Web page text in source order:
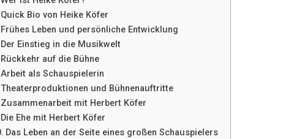
Quick Bio von Heike Köfer
Frühes Leben und persönliche Entwicklung
Der Einstieg in die Musikwelt
Rückkehr auf die Bühne
Arbeit als Schauspielerin
Theaterproduktionen und Bühnenauftritte
Zusammenarbeit mit Herbert Köfer
Die Ehe mit Herbert Köfer
Das Leben an der Seite eines großen Schauspielers